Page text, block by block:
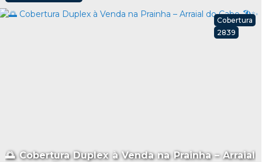
🌅 Cobertura Duplex à Venda na Prainha – Arraial
2839
Cobertura